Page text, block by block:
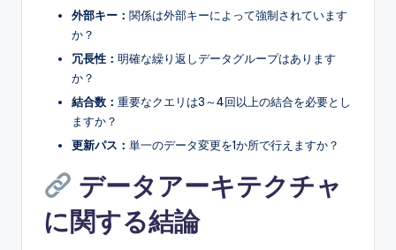
外部キー： 関係は外部キーによって強制されています
か？
冗長性： 明確な繰り返しデータグループはあります
か？
結合数： 重要なクエリは3～4回以上の結合を必要とし
ますか？
更新パス： 単一のデータ変更を1か所で行えますか？
データアーキテクチャ
に関する結論